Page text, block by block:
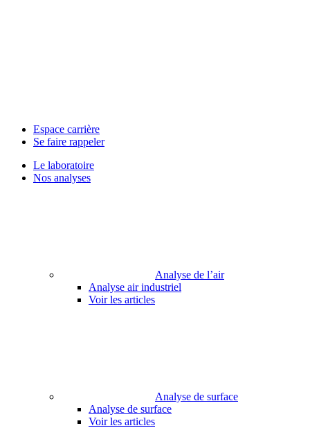
Espace carrière
Se faire rappeler
Le laboratoire
Nos analyses
Analyse de l’air
Analyse air industriel
Voir les articles
Analyse de surface
Analyse de surface
Voir les articles